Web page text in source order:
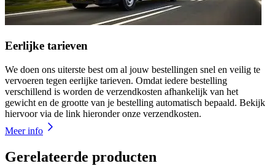
Eerlijke tarieven
We doen ons uiterste best om al jouw bestellingen snel en veilig te
vervoeren tegen eerlijke tarieven. Omdat iedere bestelling
verschillend is worden de verzendkosten afhankelijk van het
gewicht en de grootte van je bestelling automatisch bepaald. Bekijk
hiervoor via de link hieronder onze verzendkosten.
Meer info
Gerelateerde producten